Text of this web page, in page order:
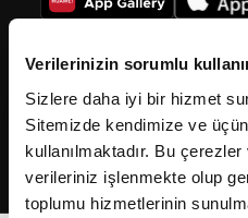
Verilerinizin sorumlu
Sizlere daha iyi bir hizmet
Sitemizde kendimize ve
kullanılmaktadır. Bu
verileriniz işlenmekte olup
toplumu hizmetlerinin
2026Fikriyat. Tüm hakları